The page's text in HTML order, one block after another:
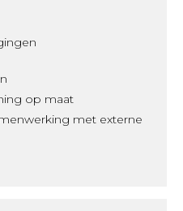
op maat
met externe